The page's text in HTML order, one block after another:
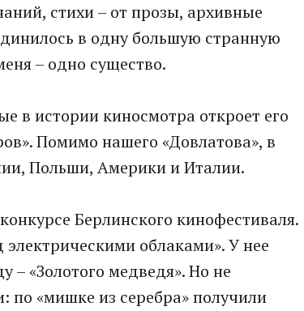
стихи – от прозы, архивные
в одну большую странную
– одно существо.
в истории киносмотра откроет его
Помимо нашего «Довлатова», в
Польши, Америки и Италии.
Берлинского кинофестиваля.
облаками». У нее
– «Золотого медведя». Но не
по «мишке из серебра» получили